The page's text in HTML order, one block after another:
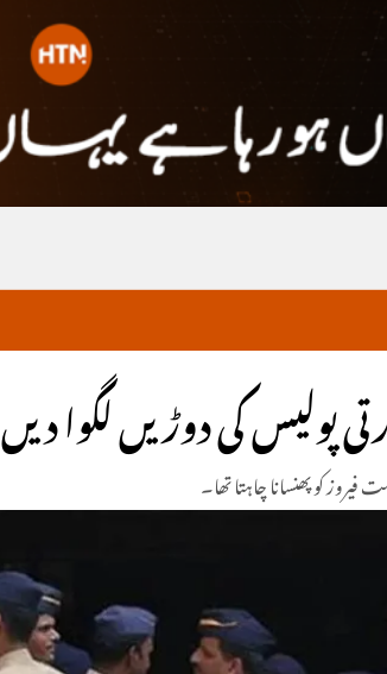
پولیس کی دوڑیں لگوا دیں
کو پھنسانا چاہتا تھا۔